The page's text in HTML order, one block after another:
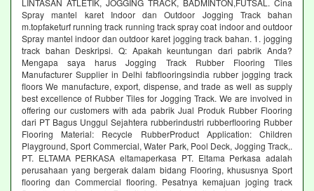
LINTASAN ATLETIK, JOGGING TRACK, BADMINTON,FUTSAL. Cina
Spray mantel karet Indoor dan Outdoor Jogging Track bahan
m.topfaketurf running track running track spray coat indoor and outdoor
Spray mantel indoor dan outdoor karet jogging track bahan. 1. jogging
track bahan Deskripsi. Q: Apakah keuntungan dari pabrik Anda?
Mengapa saya harus Jogging Track Rubber Flooring Tiles
Manufacturer Supplier in Delhi fabflooringsindia rubber jogging track
floors We manufacture, export, dispense, and trade as well as supply
best excellence of Rubber Tiles for Jogging Track. We are involved in
offering our customers with ada pabrik Jual Produk Rubber Flooring
dari PT Bagus Unggul Sejahtera rubberindustri rubberflooring Rubber
Flooring Material: Recycle RubberProduct Application: Children
Playground, Sport Commercial, Water Park, Pool Deck, Jogging Track,.
PT. ELTAMA PERKASA eltamaperkasa PT. Eltama Perkasa adalah
perusahaan yang bergerak dalam bidang Flooring, khususnya Sport
flooring dan Commercial flooring. Pesatnya kemajuan joging track